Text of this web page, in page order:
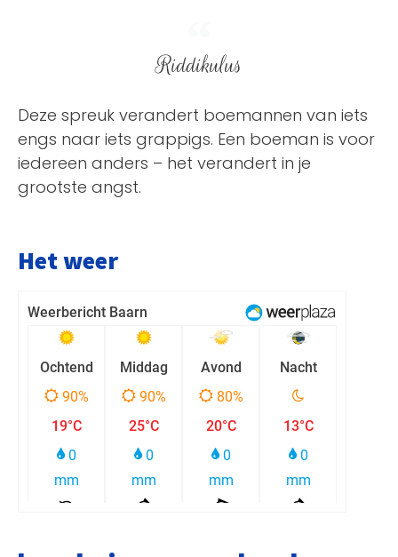
Riddikulus
Deze spreuk verandert boemannen van iets
engs naar iets grappigs. Een boeman is voor
iedereen anders – het verandert in je
grootste angst.
Het weer